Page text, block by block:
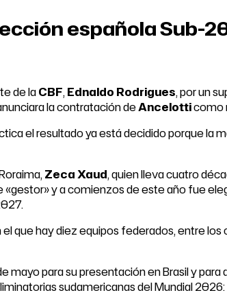
española Sub-
de laCBF,Ednaldo Rodrigues, por un
la contratación deAncelotticomo
el resultado ya está decidido porque la
Zeca Xaud, quien lleva cuatro
y a comienzos de este año fue
que hay diez equipos federados, entre los
mayo para su presentación en Brasil y
sudamericanas del Mundial